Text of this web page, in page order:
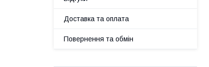
Доставка та оплата
Повернення та обмін